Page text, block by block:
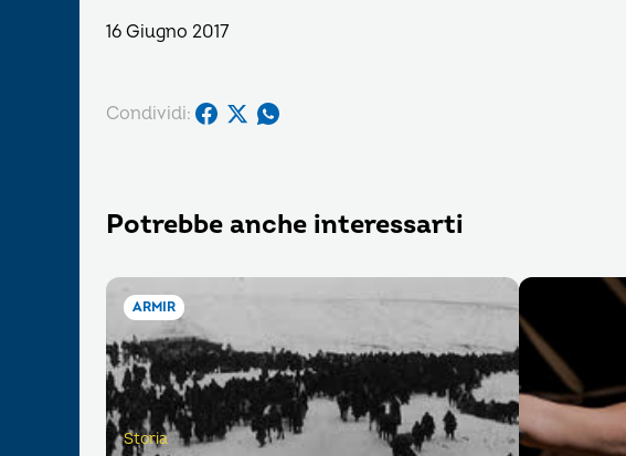
16 Giugno 2017
Condividi:
Potrebbe anche interessarti
ARMIR
Storia